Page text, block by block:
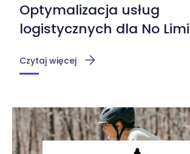
Optymalizacja usług
logistycznych dla No
Czytaj więcej